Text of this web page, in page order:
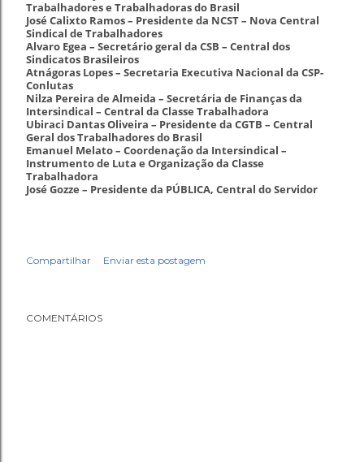
Trabalhadores e Trabalhadoras do Brasil
José Calixto Ramos – Presidente da NCST – Nova Central
Sindical de Trabalhadores
Alvaro Egea – Secretário geral da CSB – Central dos
Sindicatos Brasileiros
Atnágoras Lopes – Secretaria Executiva Nacional da CSP-
Conlutas
Nilza Pereira de Almeida – Secretária de Finanças da
Intersindical – Central da Classe Trabalhadora
Ubiraci Dantas Oliveira – Presidente da CGTB – Central
Geral dos Trabalhadores do Brasil
Emanuel Melato – Coordenação da Intersindical –
Instrumento de Luta e Organização da Classe
Trabalhadora
José Gozze – Presidente da PÚBLICA, Central do Servidor
Compartilhar Enviar esta postagem
COMENTÁRIOS